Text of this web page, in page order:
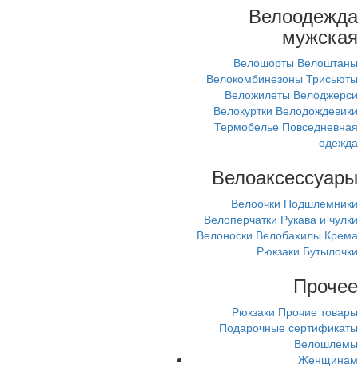
Велоодежда
мужская
Велошорты Велоштаны
Велокомбинезоны Трисьюты
Веложилеты Велоджерси
Велокуртки Велодождевики
Термобелье Повседневная
одежда
Велоаксессуары
Велоочки Подшлемники
Велоперчатки Рукава и чулки
Велоноски Велобахилы Крема
Рюкзаки Бутылочки
Прочее
Рюкзаки Прочие товары
Подарочные сертификаты
Велошлемы
Женщинам